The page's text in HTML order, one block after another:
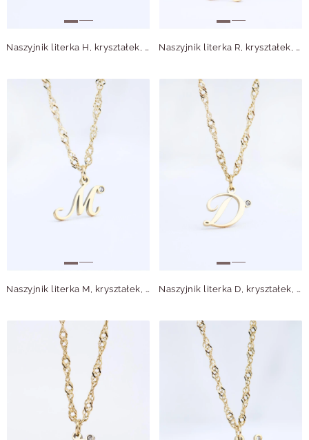
Naszyjnik literka H, kryształek, stal pozłacana S315636Z00 Naszyjnik literka R, kryształek, stal pozłacana S315644Z00
Naszyjnik literka M, kryształek, stal pozłacana S315640Z00 Naszyjnik literka D, kryształek, stal pozłacana S315634Z00